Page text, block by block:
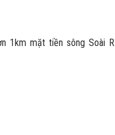
mặt tiền sông Soài